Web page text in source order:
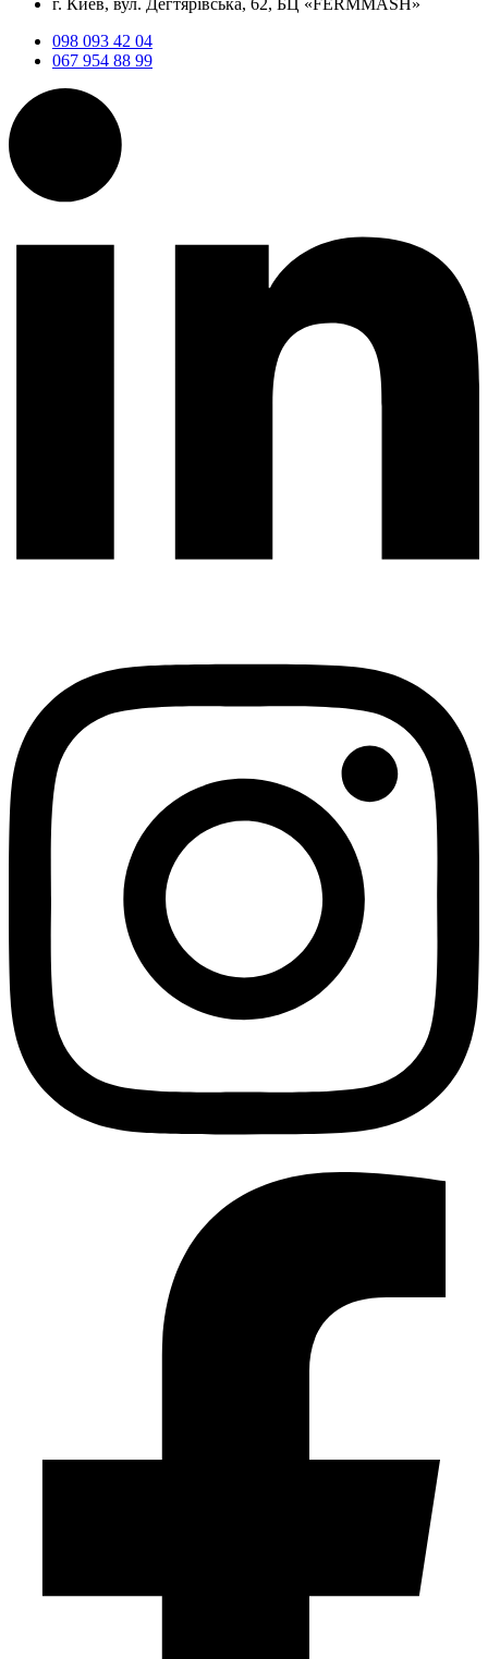
г. Киев, вул. Дегтярівська, 62, БЦ «FERMMASH»
098 093 42 04
067 954 88 99